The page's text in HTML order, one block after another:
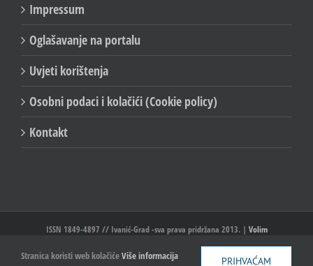
Impressum
Oglašavanje na portalu
Uvjeti korištenja
Osobni podaci i kolačići (Cookie policy)
Kontakt
ISSN 1849-4897 // Ivanić-Grad -sva prava pridržana 2013. | Volim
Email
Stranica koristi web kolačićeViše informacija PRIHVAĆAM